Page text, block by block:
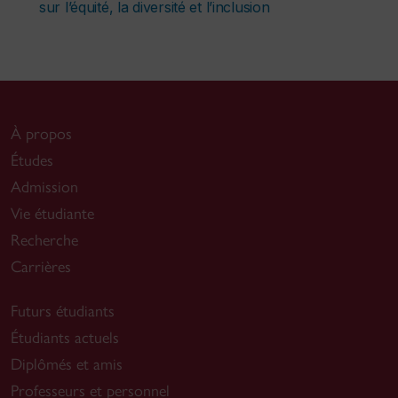
sur l’équité, la diversité et l’inclusion
À propos
Études
Admission
Vie étudiante
Recherche
Carrières
Futurs étudiants
Étudiants actuels
Diplômés et amis
Professeurs et personnel